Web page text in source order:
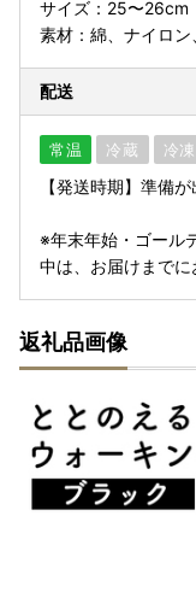
サイズ：25〜26cm
素材：綿、ナイロ
配送
常温 冷蔵 冷凍
【発送時期】準備
※年末年始・ゴール
中は、お届けまでに
返礼品画像